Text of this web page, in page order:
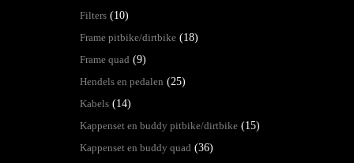
Filters (10)
Frame pitbike/dirtbike (18)
Frame quad (9)
Hendels en pedalen (25)
Kabels (14)
Kappenset en buddy pitbike/dirtbike (15)
Kappenset en buddy quad (36)